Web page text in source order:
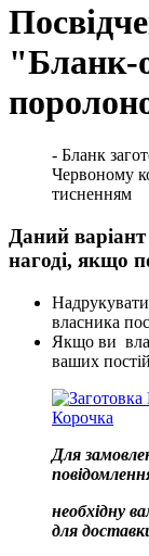
"Бланк-
- Бланк
Червоному
тисненням
Даний
нагоді, якщо
власника
Якщо ви
ваших
Для
необхідну
для